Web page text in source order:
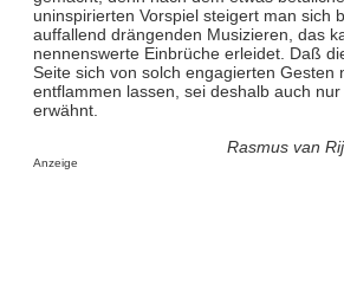
uninspirierten Vorspiel steigert man sich
auffallend drängenden Musizieren, das
nennenswerte Einbrüche erleidet. Daß
Seite sich von solch engagierten Gesten
entflammen lassen, sei deshalb auch
erwähnt.
Rasmus van
Anzeige